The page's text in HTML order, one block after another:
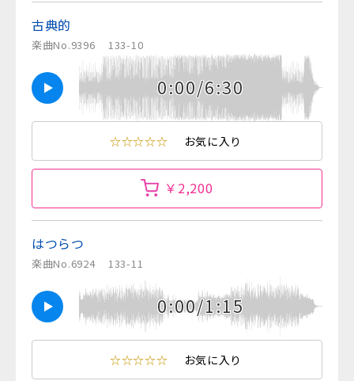
古典的
楽曲No.9396 133-10
0:00/6:30
☆☆☆☆☆ お気に入り
￥2,200
はつらつ
楽曲No.6924 133-11
0:00/1:15
☆☆☆☆☆ お気に入り